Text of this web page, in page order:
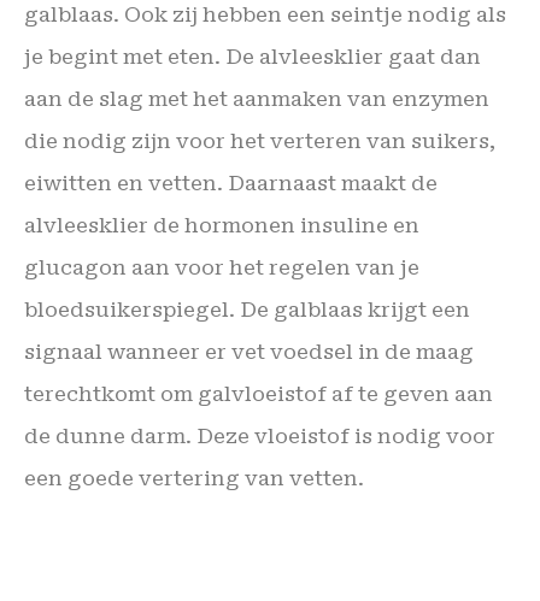
galblaas. Ook zij hebben een seintje nodig als
je begint met eten. De alvleesklier gaat dan
aan de slag met het aanmaken van enzymen
die nodig zijn voor het verteren van suikers,
eiwitten en vetten. Daarnaast maakt de
alvleesklier de hormonen insuline en
glucagon aan voor het regelen van je
bloedsuikerspiegel. De galblaas krijgt een
signaal wanneer er vet voedsel in de maag
terechtkomt om galvloeistof af te geven aan
de dunne darm. Deze vloeistof is nodig voor
een goede vertering van vetten.